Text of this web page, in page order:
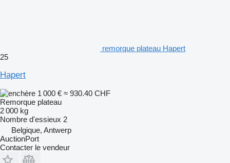
remorque plateau Hapert
25
Hapert
1 000 € ≈ 930.40 CHF
Remorque plateau
2 000 kg
Nombre d'essieux 2
Belgique, Antwerp
AuctionPort
Contacter le vendeur